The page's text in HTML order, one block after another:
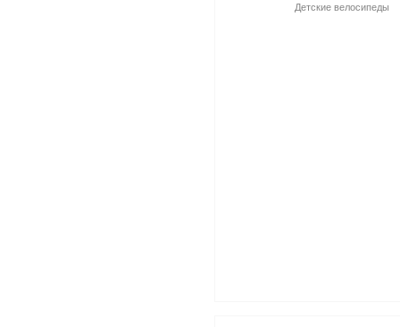
Детские велосипеды